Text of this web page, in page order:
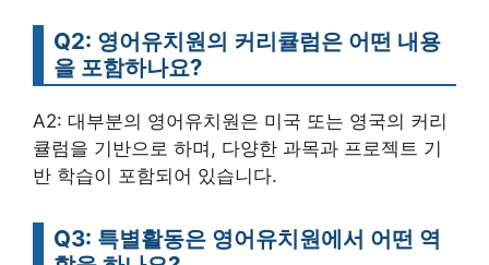
Q2: 영어유치원의 커리큘럼은 어떤 내용
을 포함하나요?
A2: 대부분의 영어유치원은 미국 또는 영국의 커리
큘럼을 기반으로 하며, 다양한 과목과 프로젝트 기
반 학습이 포함되어 있습니다.
Q3: 특별활동은 영어유치원에서 어떤 역